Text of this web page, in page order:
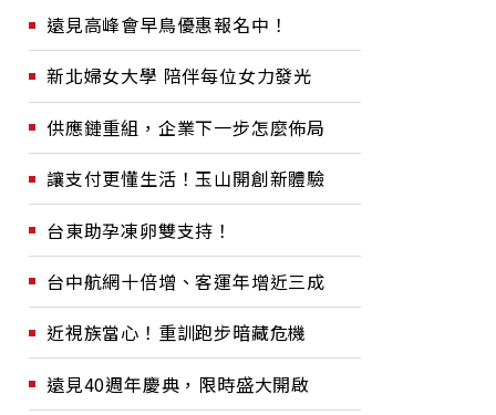
遠見高峰會早鳥優惠報名中！
新北婦女大學 陪伴每位女力發光
供應鏈重組，企業下一步怎麼佈局
讓支付更懂生活！玉山開創新體驗
台東助孕凍卵雙支持！
台中航網十倍增、客運年增近三成
近視族當心！重訓跑步暗藏危機
遠見40週年慶典，限時盛大開啟